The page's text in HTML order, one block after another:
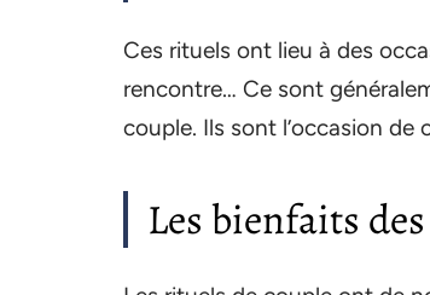
Ces rituels ont lieu à des
rencontre… Ce sont
couple. Ils sont l’occasion de
Les bienfaits